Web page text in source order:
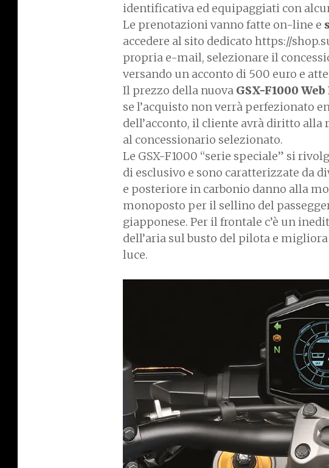
identificativa ed equipaggiati con
Le prenotazioni vanno fatte on-line e
accedere al sito dedicato https://
propria e-mail, selezionare il
versando un acconto di 500 euro e
Il prezzo della nuova GSX-F1000
se l’acquisto non verrà perfezionato
dell’acconto, il cliente avrà diritto
al concessionario selezionato.
Le GSX-F1000 “serie speciale” si
di esclusivo e sono caratterizzate da
e posteriore in carbonio danno alla
monoposto per il sellino del
giapponese. Per il frontale c’è un
dell’aria sul busto del pilota e
luce.